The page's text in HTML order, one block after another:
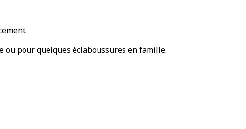
pour quelques éclaboussures en famille.